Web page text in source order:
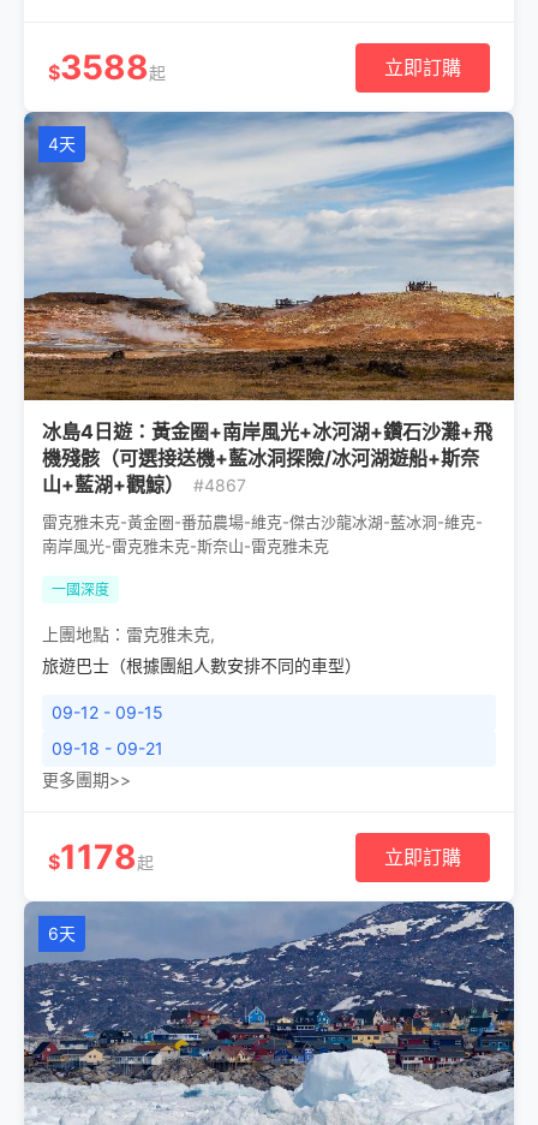
$3588起 立即訂購
4天
冰島4日遊：黃金圈+南岸風光+冰河湖+鑽石沙灘+飛
機殘骸（可選接送機+藍冰洞探險/冰河湖遊船+斯奈
山+藍湖+觀鯨）
#4867
雷克雅未克-黃金圈-番茄農場-維克-傑古沙龍冰湖-藍冰洞-維克-
南岸風光-雷克雅未克-斯奈山-雷克雅未克
一國深度
上團地點： 雷克雅未克,
旅遊巴士（根據團組人數安排不同的車型）
09-12 - 09-15
09-18 - 09-21
更多團期>>
$1178起 立即訂購
6天